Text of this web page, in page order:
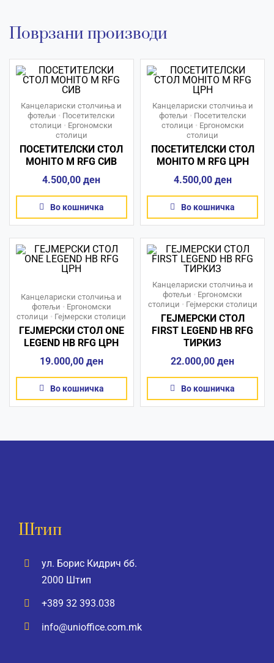
Поврзани производи
Канцелариски столчиња и
фотељи • Посетителски
столици • Ергономски
столици
ПОСЕТИТЕЛСКИ СТОЛ
MOHITO М RFG СИВ
4.500,00ден
Во кошничка
Канцелариски столчиња и
фотељи • Посетителски
столици • Ергономски
столици
ПОСЕТИТЕЛСКИ СТОЛ
MOHITO М RFG ЦРН
4.500,00 ден
Во кошничка
Канцелариски столчиња и
фотељи • Ергономски
столици • Гејмерски столици
ГЕЈМЕРСКИ СТОЛ ONE
LEGEND HB RFG ЦРН
19.000,00 ден
Во кошничка
Канцелариски столчиња и
фотељи • Ергономски
столици • Гејмерски столици
ГЕЈМЕРСКИ СТОЛ
FIRST LEGEND HB RFG
ТИРКИЗ
22.000,00 ден
Во кошничка
Штип
ул. Борис Кидрич бб.
2000 Штип
+389 32 393.038
info@unioffice.com.mk